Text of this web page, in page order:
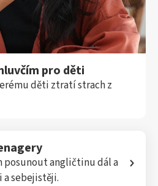
pro děti
děti ztratí strach z
posunout angličtinu dál a
sebejistěji.